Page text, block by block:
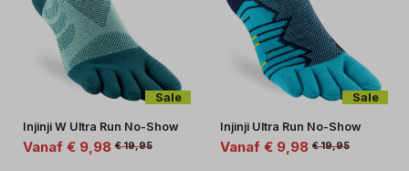
Sale
Injinji W Ultra Run No-Show
Vanaf € 9,98 € 19,95
Sale
Injinji Ultra Run No-Show
Vanaf € 9,98 € 19,95